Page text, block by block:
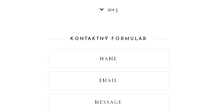
2013
KONTAKTNÝ FORMULÁR